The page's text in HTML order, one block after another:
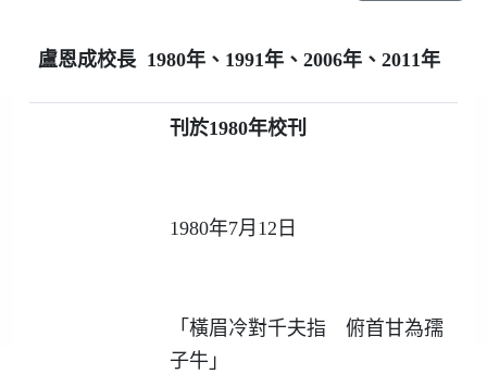
盧恩成校長1980年、 1991年、 2006年、 2011年
刊於1980年校刊
1980年7月12日
「橫眉冷對千夫指 俯首甘為孺
子牛」